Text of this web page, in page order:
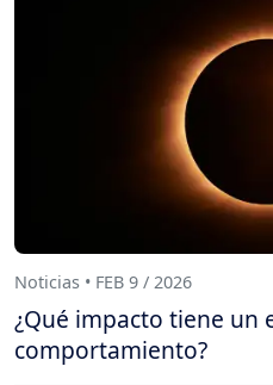
Noticias • FEB 9 / 2026
¿Qué impacto tiene un
comportamiento?